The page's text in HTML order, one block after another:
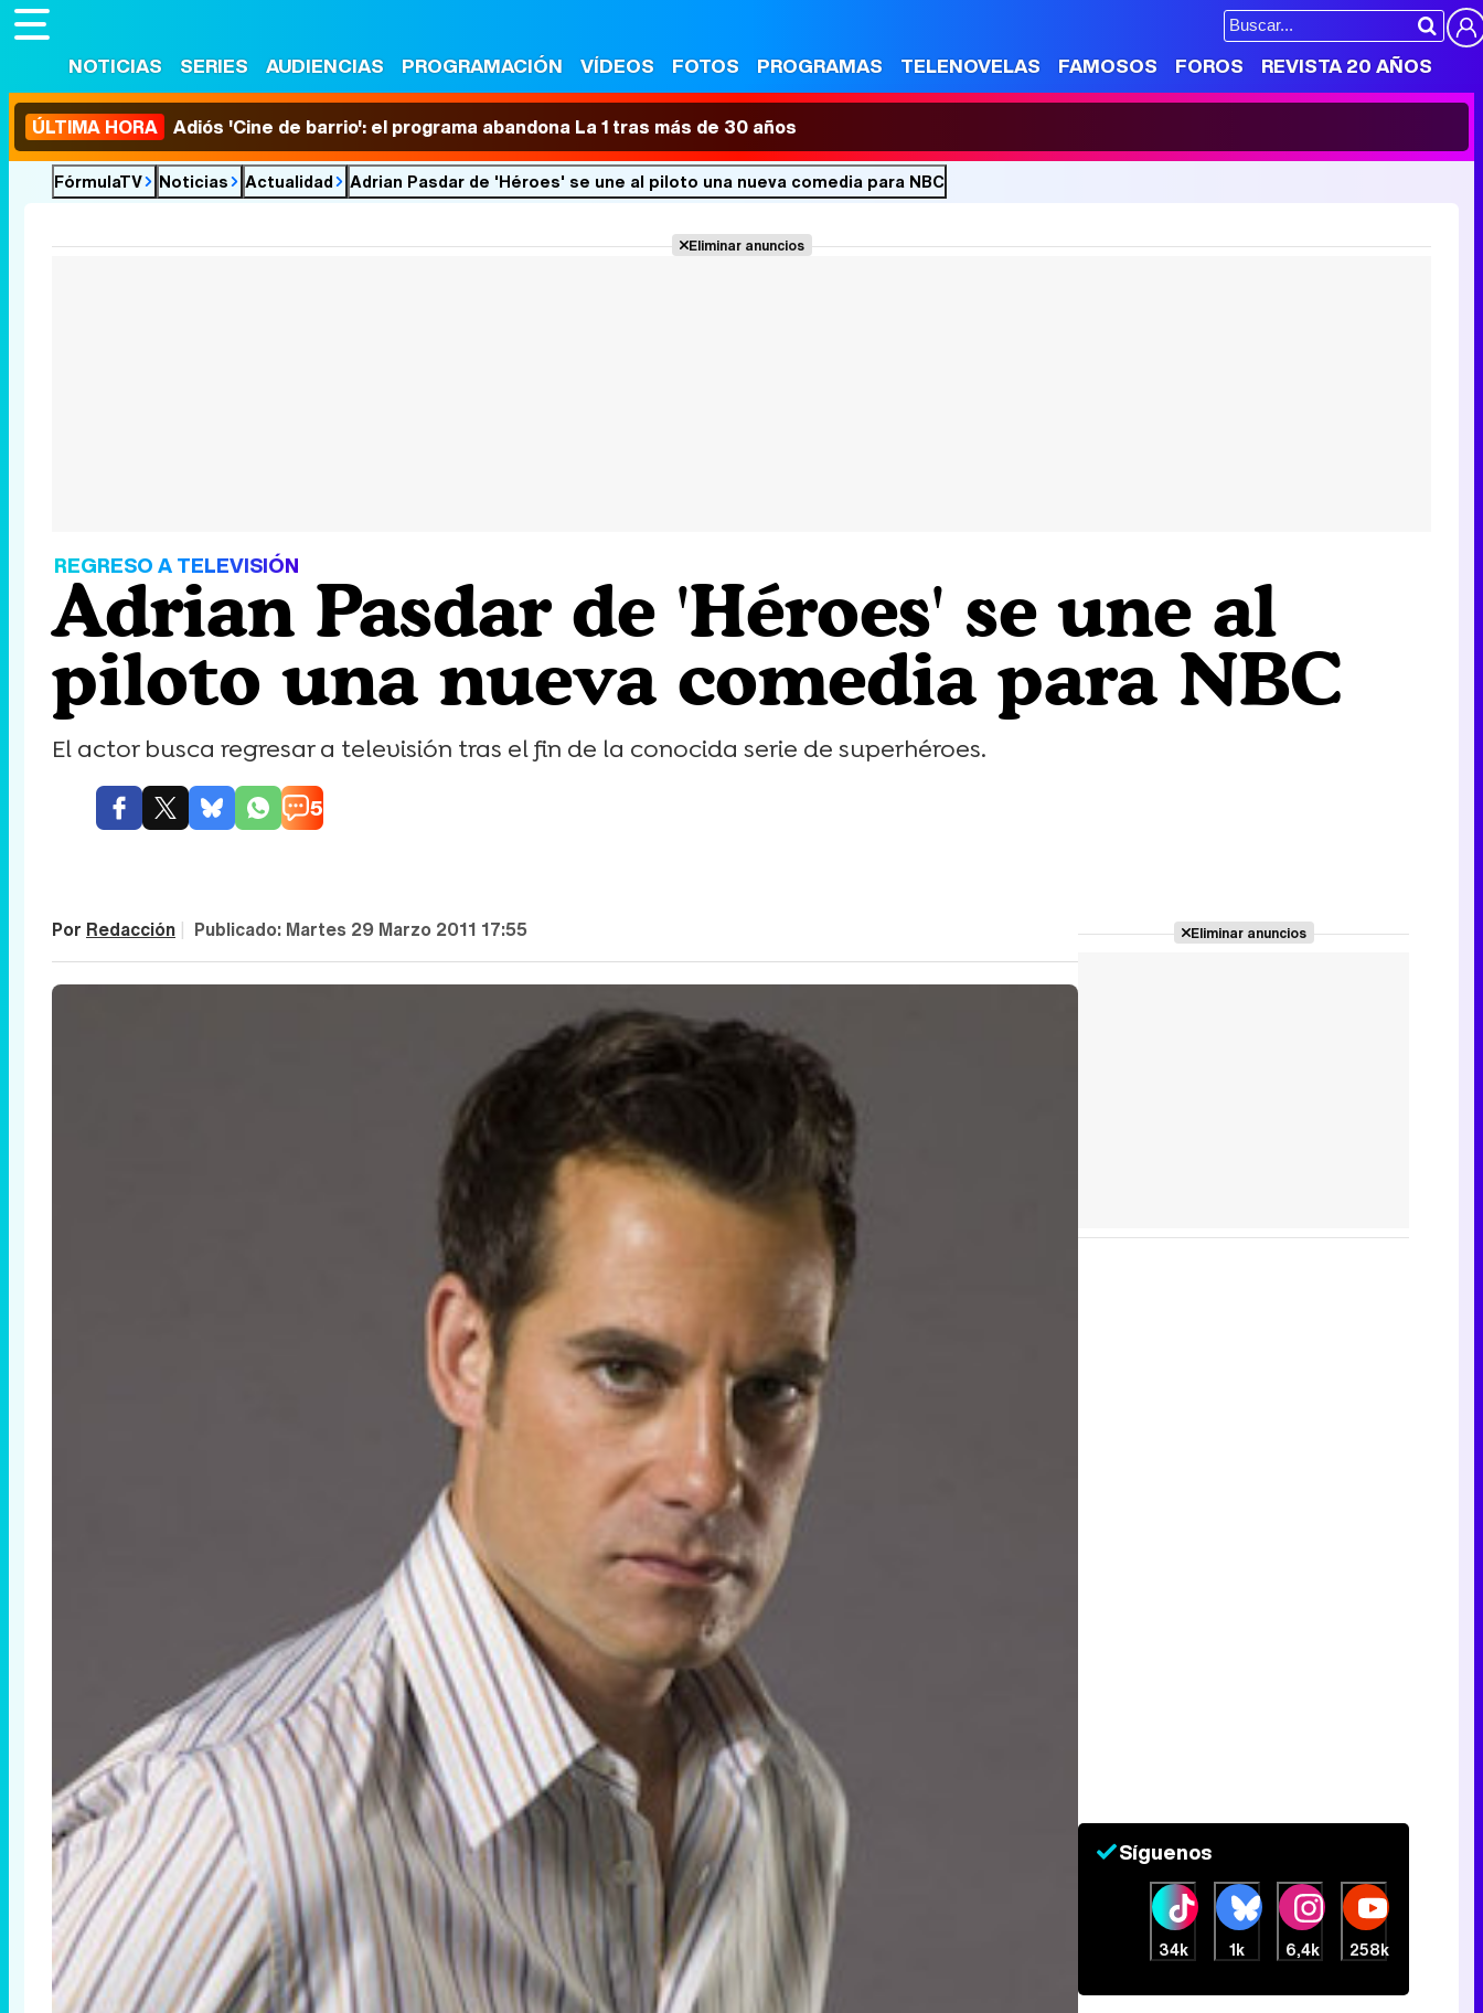
NOTICIAS SERIES AUDIENCIAS PROGRAMACIÓN VÍDEOS FOTOS PROGRAMAS TELENOVELAS FAMOSOS FOROS REVISTA 20 AÑOS
ÚLTIMA HORA Adiós 'Cine de barrio': el programa abandona La 1 tras más de 30 años
FórmulaTV Noticias Actualidad Adrian Pasdar de 'Héroes' se une al piloto una nueva comedia para NBC
Eliminar anuncios
REGRESO A TELEVISIÓN
Adrian Pasdar de 'Héroes' se une al
piloto una nueva comedia para NBC
El actor busca regresar a televisión tras el fin de la conocida serie de superhéroes.
5
Por Redacción | Publicado: Martes 29 Marzo 2011 17:55 Eliminar anuncios
Síguenos
34k 1k 6,4k 258k